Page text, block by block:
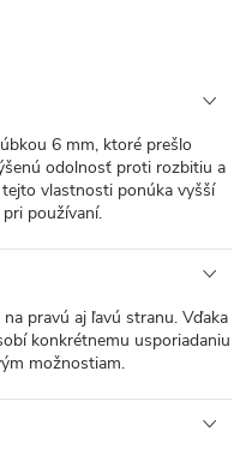
6 mm, ktoré prešlo
odolnosť proti rozbitiu a
vlastnosti ponúka vyšší
používaní.
pravú aj ľavú stranu. Vďaka
konkrétnemu usporiadaniu
možnostiam.